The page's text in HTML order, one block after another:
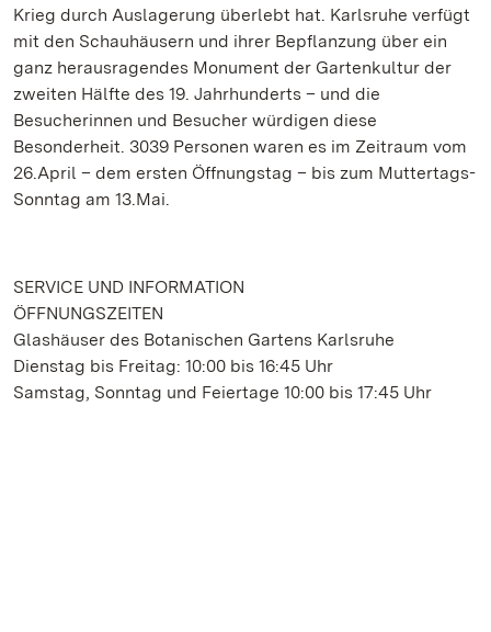
Krieg durch Auslagerung überlebt hat. Karlsruhe verfügt
mit den Schauhäusern und ihrer Bepflanzung über ein
ganz herausragendes Monument der Gartenkultur der
zweiten Hälfte des 19. Jahrhunderts – und die
Besucherinnen und Besucher würdigen diese
Besonderheit. 3039 Personen waren es im Zeitraum vom
26.April – dem ersten Öffnungstag – bis zum Muttertags-
Sonntag am 13.Mai.
SERVICE UND INFORMATION
ÖFFNUNGSZEITEN
Glashäuser des Botanischen Gartens Karlsruhe
Dienstag bis Freitag: 10:00 bis 16:45 Uhr
Samstag, Sonntag und Feiertage 10:00 bis 17:45 Uhr